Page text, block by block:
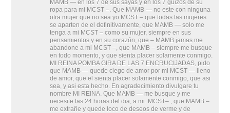
MAMB — en los 7 de sus sayas y en los 7 guizos de su
ropa para mi MCST –. Que MAMB — no este con ninguna
otra mujer que no sea yo MCST – que todas las mujeres
se aparten de el definitivamente, que MAMB — solo me
tenga a mi MCST – como su mujer, siempre en sus
pensamientos y en su corazón, que – MAMB jamas me
abandone a mi MCST –, que MAMB – siempre me busque
en todo momento, y que sienta placer solamente conmigo.
MI REINA POMBA GIRA DE LAS 7 ENCRUCIJADAS, pido
que MAMB — quede ciego de amor por mi MCST — lleno
de amor, que el sienta placer solamente conmigo, que asi
sea, y asi esta hecho. En agradecimiento divulgare tu
nombre MI REINA. Que MAMB — me busque y me
necesite las 24 horas del dia, a mi. MCST– , que MAMB –
me extrañe y quede loco de deseos de verme y de